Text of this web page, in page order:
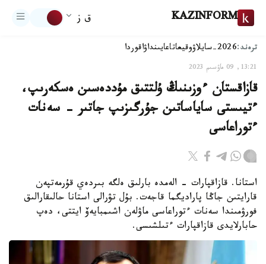
KAZINFORM ق ز
ترەند:2026-سايلاۋ وقيعاتاعايىنداۋاقوردا
13:21, 09 ماۋسىم 2023
قازاقستان ءوزىنىڭ ۇلتتىق مۇددەسىن ەسكەرىپ،
ءتيىستى ساياساتىن جۇرگىزىپ جاتىر - سەنات
ءتوراعاسى
استانا. قازاقپارات - الەمدە بارلىق ەلگە بىردەي قۇرمەتپەن
قارايتىن جاڭا پاراديگما قاجەت. بۇل تۋرالى استانا حالىقارالىق
فورۋمىندا سەنات ءتوراعاسى ماۋلەن اشىمبايەۆ ايتتى، دەپ
حابارلايدى قازاقپارات ءتىلشىسى.